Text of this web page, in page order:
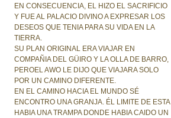
EN CONSECUENCIA, EL HIZO EL SACRIFICIO
Y FUE AL PALACIO DIVINO A EXPRESAR LOS
DESEOS QUE TENIA PARA SU VIDA EN LA
TIERRA.
SU PLAN ORIGINAL ERA VIAJAR EN
COMPAÑIA DEL GÜIRO Y LA OLLA DE BARRO,
PEROEL AWO LE DIJO QUE VIAJARA SOLO
POR UN CAMINO DIFERENTE.
EN EL CAMINO HACIA EL MUNDO SÉ
ENCONTRO UNA GRANJA. ÉL LIMITE DE ESTA
HABIA UNA TRAMPA DONDE HABIA CAIDO UN